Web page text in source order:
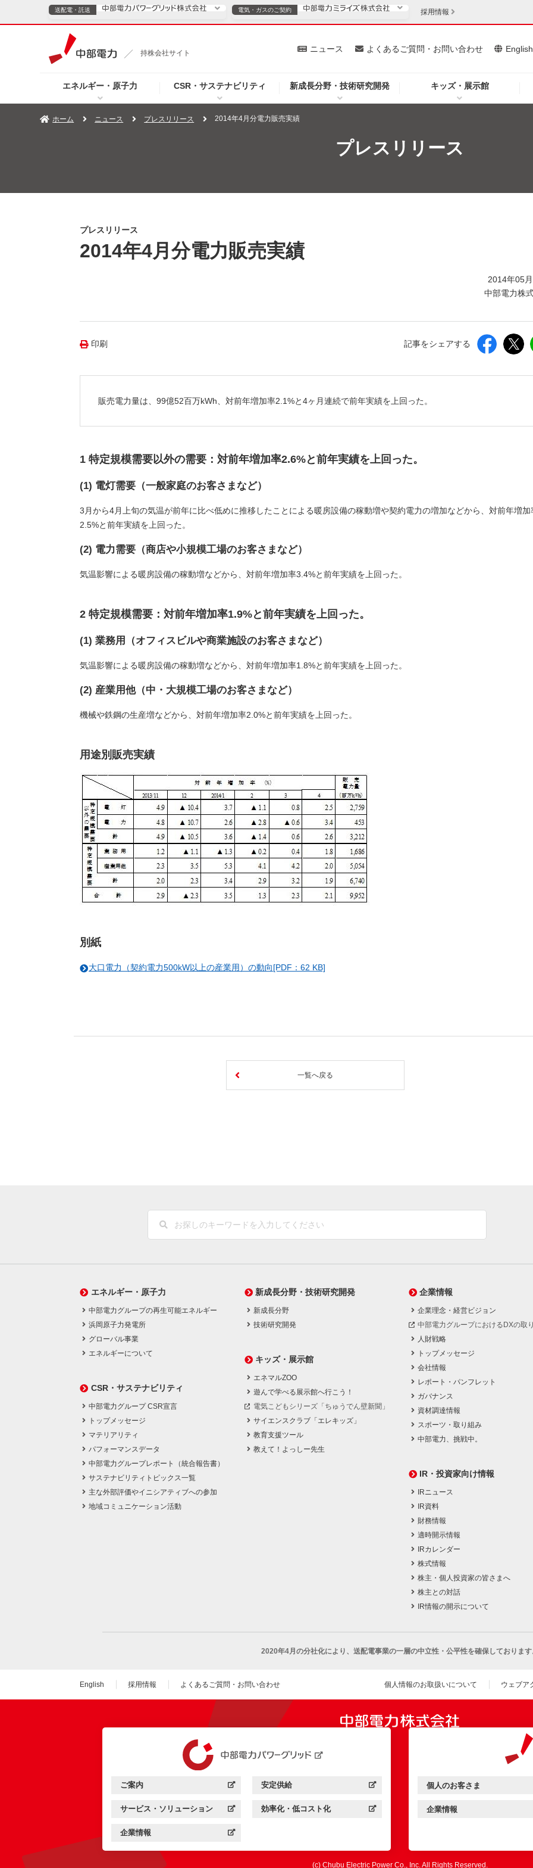
持株会社サイト
エネルギー・原子力 CSR・サステナビリティ 新成長分野・技術研究開発 キッズ・展示館
ニュース よくあるご質問・お問い合わせ English
送配電・託送
TOPページへ ご案内 安定供給
企業情報
電気・ガスのご契約
電気・ガスのご契約
TOPページへ 個人のお客さま 法人のお客さま
採用情報
ホーム ニュース プレスリリース 2014年4月分電力販売実績
プレスリリース
プレスリリース
2014年4月分電力販売実績
2014年05
中部電力株
印刷 記事をシェアする
販売電力量は、99億52百万kWh、対前年増加率2.1%と4ヶ月連続で前年実績を上回った。
1 特定規模需要以外の需要：対前年増加率2.6%と前年実績を上回った。
(1) 電灯需要（一般家庭のお客さまなど）
3月から4月上旬の気温が前年に比べ低めに推移したことによる暖房設備の稼動増や契約電力の増加などから、対前年増加
2.5%と前年実績を上回った。
(2) 電力需要（商店や小規模工場のお客さまなど）
気温影響による暖房設備の稼動増などから、対前年増加率3.4%と前年実績を上回った。
2 特定規模需要：対前年増加率1.9%と前年実績を上回った。
(1) 業務用（オフィスビルや商業施設のお客さまなど）
気温影響による暖房設備の稼動増などから、対前年増加率1.8%と前年実績を上回った。
(2) 産業用他（中・大規模工場のお客さまなど）
機械や鉄鋼の生産増などから、対前年増加率2.0%と前年実績を上回った。
用途別販売実績
別紙
大口電力（契約電力500kW以上の産業用）の動向[PDF：62 KB]
一覧へ戻る
エネルギー・原子力
中部電力グループの再生可能エネルギー
浜岡原子力発電所
グローバル事業
エネルギーについて
CSR・サステナビリティ
中部電力グループ CSR宣言
トップメッセージ
マテリアリティ
パフォーマンスデータ
中部電力グループレポート（統合報告書）
サステナビリティトピックス一覧
主な外部評価やイニシアティブへの参加
地域コミュニケーション活動
新成長分野・技術研究開発
新成長分野
技術研究開発
キッズ・展示館
エネマルZOO
遊んで学べる展示館へ行こう！
電気こどもシリーズ「ちゅうでん壁新聞」
サイエンスクラブ「エレキッズ」
教育支援ツール
教えて！よっしー先生
企業情報
企業理念・経営ビジョン
中部電力グループにおけるDXの取
人財戦略
トップメッセージ
会社情報
レポート・パンフレット
ガバナンス
資材調達情報
スポーツ・取り組み
中部電力、挑戦中。
IR・投資家向け情報
IRニュース
IR資料
財務情報
適時開示情報
IRカレンダー
株式情報
株主・個人投資家の皆さまへ
株主との対話
IR情報の開示について
2020年4月の分社化により、 送配電事業の一層の中立性・公平性を確保しております
English 採用情報 よくあるご質問・お問い合わせ 個人情報のお取扱いについて ウェブア
中部電力パワーグリッド：
ご案内
（新しいウィンドウを開きます） 中部電力パワーグリッド：
安定供給
（新しいウィンドウを開きます）
中部電力パワーグリッド：
サービス・ソリューション
（新しいウィンドウを開きます） 中部電力パワーグリッド：
効率化・低コスト化
（新しいウィンドウを開きます）
中部電力パワーグリッド：
企業情報
（新しいウィンドウを開きます）
中部電力ミライズ：
個人のお客さま
（新しいウィンドウを開きま
中部電力ミライズ：
企業情報
（新しいウィンドウを開きま
(c) Chubu Electric Power Co., Inc. All Rights Reserved.